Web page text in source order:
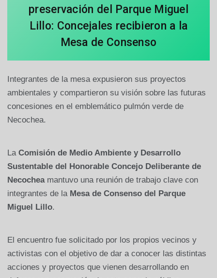
preservación del Parque Miguel
Lillo: Concejales recibieron a la
Mesa de Consenso
Integrantes de la mesa expusieron sus proyectos
ambientales y compartieron su visión sobre las futuras
concesiones en el emblemático pulmón verde de
Necochea.
La Comisión de Medio Ambiente y Desarrollo
Sustentable del Honorable Concejo Deliberante de
Necocheamantuvo una reunión de trabajo clave con
integrantes de la Mesa de Consenso del Parque
Miguel Lillo.
El encuentro fue solicitado por los propios vecinos y
activistas con el objetivo de dar a conocer las distintas
acciones y proyectos que vienen desarrollando en